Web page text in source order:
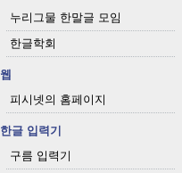
누리그물 한말글 모임
한글학회
웹
피시넷의 홈페이지
한글 입력기
구름 입력기